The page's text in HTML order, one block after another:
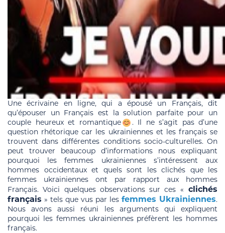
Une écrivaine en ligne, qui a épousé un Français, dit
qu’épouser un Français est la solution parfaite pour un
couple heureux et romantique
. Il ne s’agit pas d’une
question rhétorique car les ukrainiennes et les français se
trouvent dans différentes conditions socio-culturelles. On
peut trouver beaucoup d’informations nous expliquant
pourquoi les femmes ukrainiennes s’intéressent aux
hommes occidentaux et quels sont les clichés que les
femmes ukrainiennes ont par rapport aux hommes
Français. Voici quelques observations sur ces « clichés
français » tels que vus par les femmes Ukrainiennes.
Nous avons aussi réuni les arguments qui expliquent
pourquoi les femmes ukrainiennes préfèrent les hommes
français.